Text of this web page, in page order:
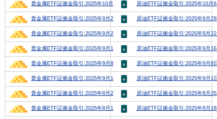
貴金属ETF証拠金取引:2025年10月6日号 原油ETF証拠金取引:2025年10月
貴金属ETF証拠金取引:2025年9月27日号 原油ETF証拠金取引:2025年9月
貴金属ETF証拠金取引:2025年9月22日号 原油ETF証拠金取引:2025年9月
貴金属ETF証拠金取引:2025年9月15日号 原油ETF証拠金取引:2025年9月
貴金属ETF証拠金取引:2025年9月8日号 原油ETF証拠金取引:2025年9月8
貴金属ETF証拠金取引:2025年9月1日号 原油ETF証拠金取引:2025年9月1
貴金属ETF証拠金取引:2025年8月25日号 原油ETF証拠金取引:2025年8月
貴金属ETF証拠金取引:2025年8月18日号 原油ETF証拠金取引:2025年8月